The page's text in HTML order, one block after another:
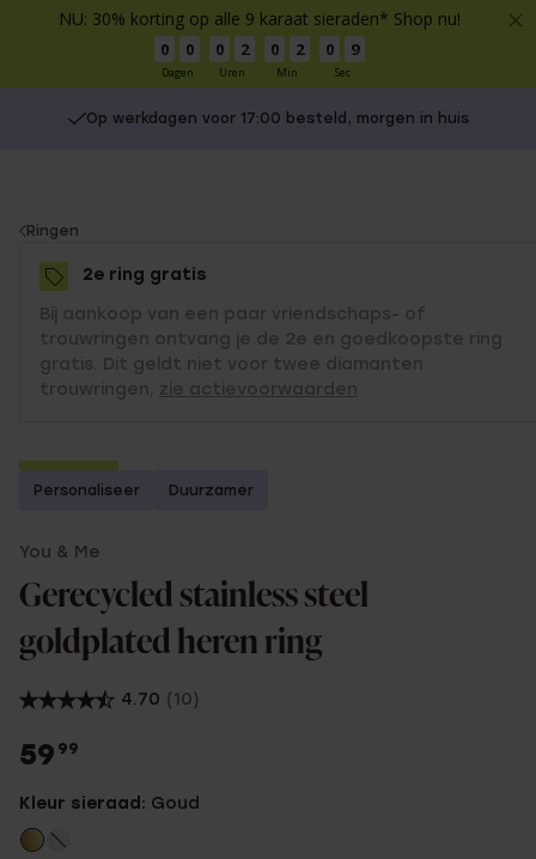
NU: 30% korting op alle 9 karaat sieraden* Shop nu!
0 0
Dagen
0 2
Uren
0 2
Min
0 8
Sec
Op werkdagen voor 17:00 besteld, morgen in huis
You
are
here:
Ringen
2e ring gratis
Bij aankoop van een paar vriendschaps- of
trouwringen ontvang je de 2e en goedkoopste ring
gratis. Dit geldt niet voor twee diamanten
trouwringen, zie actievoorwaarden
2e gratis
Personaliseer Duurzamer
You & Me
Gerecycled stainless steel
goldplated heren ring
4.70 (10)
59 99
Kleur sieraad: Goud